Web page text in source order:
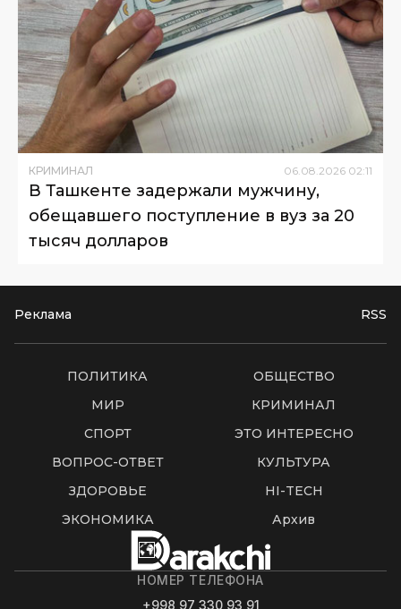
КРИМИНАЛ 06.08.2026 02:11
В Ташкенте задержали мужчину,
обещавшего поступление в вуз за 20
тысяч долларов
Реклама RSS
ПОЛИТИКА
ОБЩЕСТВО
МИР
КРИМИНАЛ
СПОРТ
ЭТО ИНТЕРЕСНО
ВОПРОС-ОТВЕТ
КУЛЬТУРА
ЗДОРОВЬЕ
HI-TECH
ЭКОНОМИКА
Архив
НОМЕР ТЕЛЕФОНА
+998 97 330 93 91